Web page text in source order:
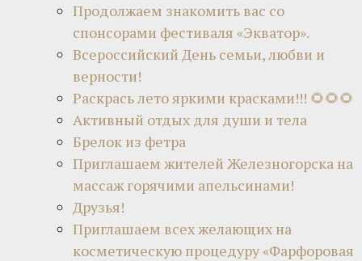
Продолжаем знакомить вас со
спонсорами фестиваля «Экватор».
Всероссийский День семьи, любви и
верности!
Раскрась лето яркими красками!!! 🌻🌻🌻
Активный отдых для души и тела
Брелок из фетра
Приглашаем жителей Железногорска на
массаж горячими апельсинами!
Друзья!
Приглашаем всех желающих на
косметическую процедуру «Фарфоровая